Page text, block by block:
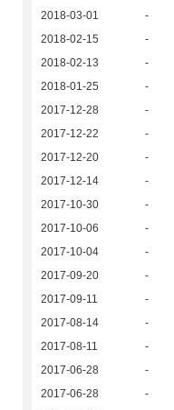
2018-03-01
-
2018-02-15
-
2018-02-13
-
2018-01-25
-
2017-12-28
-
2017-12-22
-
2017-12-20
-
2017-12-14
-
2017-10-30
-
2017-10-06
-
2017-10-04
-
2017-09-20
-
2017-09-11
-
2017-08-14
-
2017-08-11
-
2017-06-28
-
2017-06-28
-